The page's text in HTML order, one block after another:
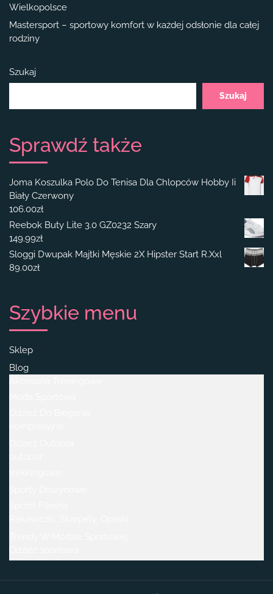
Wielkopolsce
Mastersport – sportowy komfort w każdej odsłonie dla całej
rodziny
Szukaj
Szukaj
Sprawdź także
Joma Koszulka Polo Do Tenisa Dla Chlopców Hobby Ii
Biały Czerwony
106.00zł
Reebok Buty Lite 3.0 GZ0232 Szary
149.99zł
Sloggi Dwupak Majtki Męskie 2X Hipster Start R.Xxl
89.00zł
Szybkie menu
Sklep
Blog